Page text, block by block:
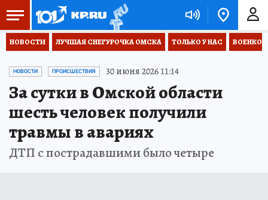
НОВОСТИ ЛУЧШАЯ СНЕГУРОЧКА ОМСКА ТОЛЬКО У НАС
НОВОСТИ ПРОИСШЕСТВИЯ 30 июня 2026 11:14
За сутки в Омской области
шесть человек получили
травмы в авариях
ДТП с пострадавшими было четыре